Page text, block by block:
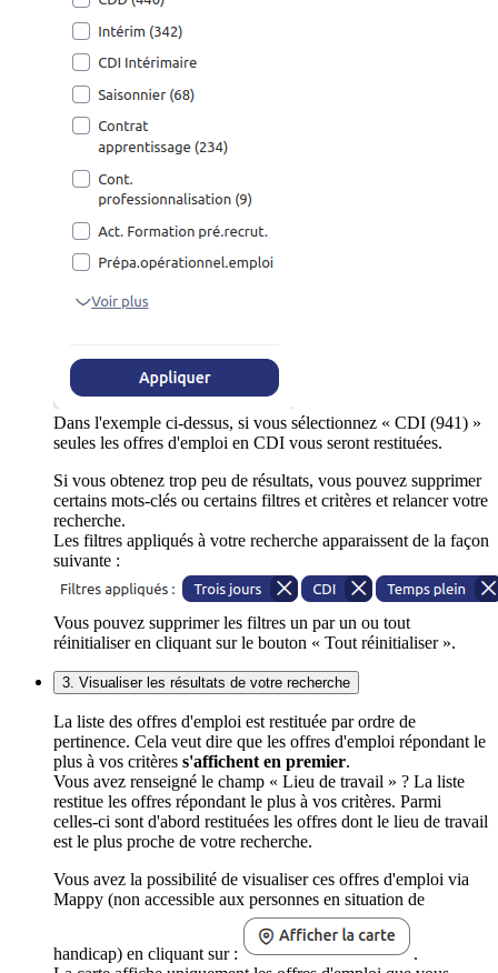
Dans l'exemple ci-dessus, si vous sélectionnez « CDI (941) »
seules les offres d'emploi en CDI vous seront restituées.
Si vous obtenez trop peu de résultats, vous pouvez supprimer
certains mots-clés ou certains filtres et critères et relancer votre
recherche.
Les filtres appliqués à votre recherche apparaissent de la façon
suivante :
Vous pouvez supprimer les filtres un par un ou tout
réinitialiser en cliquant sur le bouton « Tout réinitialiser ».
3. Visualiser les résultats de votre recherche
La liste des offres d'emploi est restituée par ordre de
pertinence. Cela veut dire que les offres d'emploi répondant le
plus à vos critères s'affichent en premier.
Vous avez renseigné le champ « Lieu de travail » ? La liste
restitue les offres répondant le plus à vos critères. Parmi
celles-ci sont d'abord restituées les offres dont le lieu de travail
est le plus proche de votre recherche.
Vous avez la possibilité de visualiser ces offres d'emploi via
Mappy (non accessible aux personnes en situation de
handicap) en cliquant sur :
.